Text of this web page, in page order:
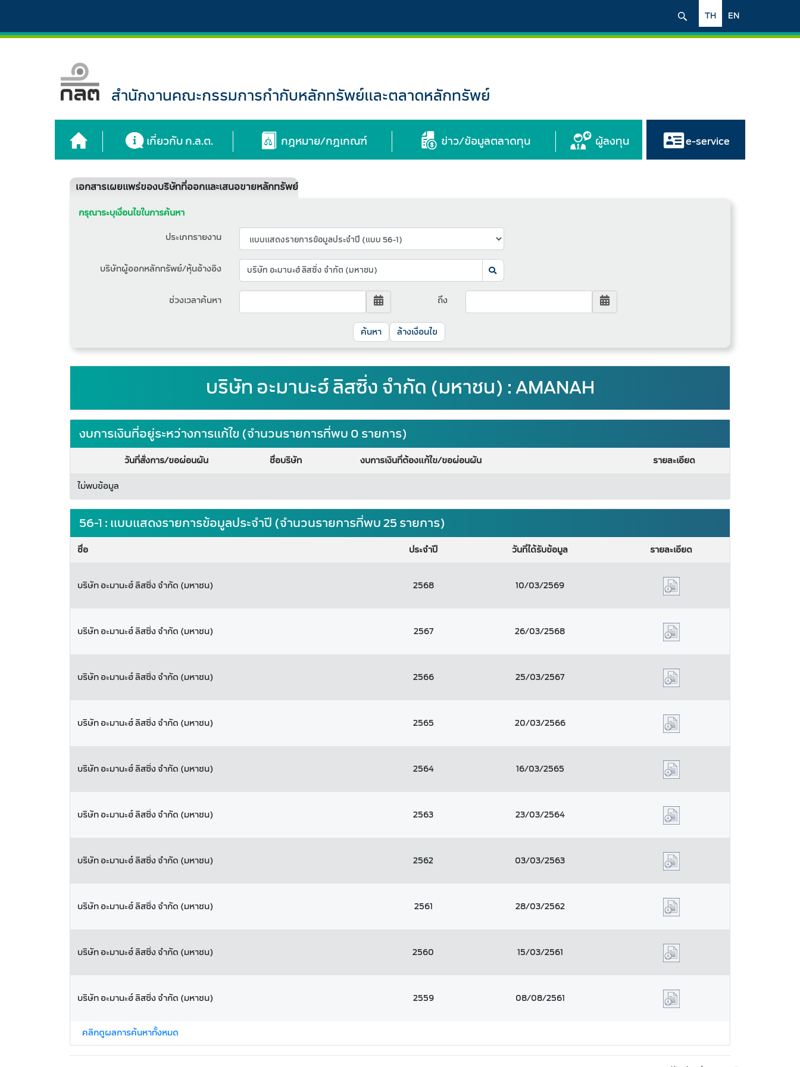
EN
TH
สำนักงานคณะกรรมการกำกับหลักทรัพย์และตลาดหลักทรัพย์
เกี่ยวกับ ก.ล.ต. กฎหมาย/กฎเกณฑ์ ข่าว/ข้อมูลตลาดทุน ผู้ลงทุน e-service
เอกสารเผยแพร่ของบริษัทที่ออกและเสนอขายหลักทรัพย์
กรุณาระบุเงื่อนไขในการค้นหา
ประเภทรายงาน
บริษัทผู้ออกหลักทรัพย์/หุ้นอ้างอิง
ช่วงเวลาค้นหา ถึง
ล้างเงื่อนไข
บริษัท อะมานะฮ์ ลิสซิ่ง จำกัด (มหาชน) : AMANAH
งบการเงินที่อยู่ระหว่างการแก้ไข (จำนวนรายการที่พบ 0 รายการ)
วันที่สั่งการ/ขอผ่อนผัน ชื่อบริษัท งบการเงินที่ต้องแก้ไข/ขอผ่อนผัน
รายละเอียด
ไม่พบข้อมูล
56-1 : แบบแสดงรายการข้อมูลประจำปี (จำนวนรายการที่พบ 25 รายการ)
ชื่อ ประจำปี วันที่ได้รับข้อมูล รายละเอียด
บริษัท อะมานะฮ์ ลิสซิ่ง จำกัด (มหาชน) 2568 10/03/2569
บริษัท อะมานะฮ์ ลิสซิ่ง จำกัด (มหาชน) 2567 26/03/2568
บริษัท อะมานะฮ์ ลิสซิ่ง จำกัด (มหาชน) 2566 25/03/2567
บริษัท อะมานะฮ์ ลิสซิ่ง จำกัด (มหาชน) 2565 20/03/2566
บริษัท อะมานะฮ์ ลิสซิ่ง จำกัด (มหาชน) 2564 16/03/2565
บริษัท อะมานะฮ์ ลิสซิ่ง จำกัด (มหาชน) 2563 23/03/2564
บริษัท อะมานะฮ์ ลิสซิ่ง จำกัด (มหาชน) 2562 03/03/2563
บริษัท อะมานะฮ์ ลิสซิ่ง จำกัด (มหาชน) 2561 28/03/2562
บริษัท อะมานะฮ์ ลิสซิ่ง จำกัด (มหาชน) 2560 15/03/2561
บริษัท อะมานะฮ์ ลิสซิ่ง จำกัด (มหาชน) 2559 08/08/2561
คลิกดูผลการค้นหาทั้งหมด